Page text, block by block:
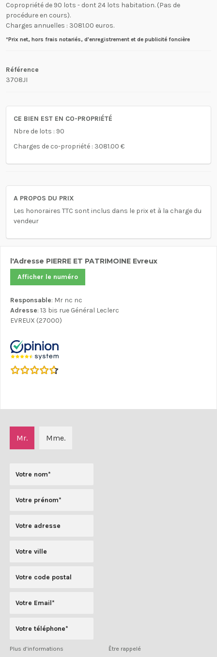
Copropriété de 90 lots - dont 24 lots habitation. (Pas de
procédure en cours).
Charges annuelles : 3081.00 euros.
*Prix net, hors frais notariés, d'enregistrement et de publicité foncière
Référence
3708JI
CE BIEN EST EN CO-PROPRIÉTÉ
Nbre de lots : 90
Charges de co-propriété : 3081.00 €
A PROPOS DU PRIX
Les honoraires TTC sont inclus dans le prix et à la charge du
vendeur
l'Adresse PIERRE ET PATRIMOINE Evreux
Afficher le numéro
Responsable: Mr nc nc
Adresse: 13 bis rue Général Leclerc
EVREUX (27000)
Mr. Mme.
Plus d'informations
Être rappelé